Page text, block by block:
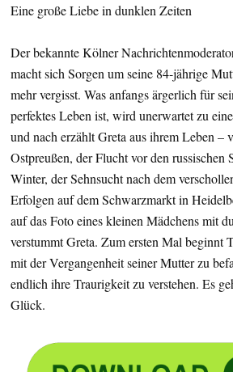
Eine große Liebe in dunklen Zeiten
Der bekannte Kölner
macht sich Sorgen um seine 84-jährige
mehr vergisst. Was anfangs ärgerlich für
perfektes Leben ist, wird unerwartet zu
und nach erzählt Greta aus ihrem Leben –
Ostpreußen, der Flucht vor den russischen
Winter, der Sehnsucht nach dem
Erfolgen auf dem Schwarzmarkt in
auf das Foto eines kleinen Mädchens mit
verstummt Greta. Zum ersten Mal beginnt
mit der Vergangenheit seiner Mutter zu
endlich ihre Traurigkeit zu verstehen. Es
Glück.